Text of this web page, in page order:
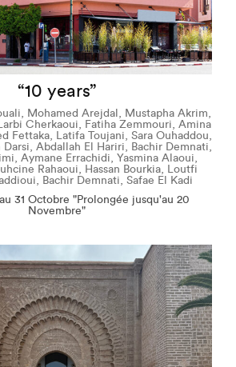
“10 years”
Mohamed Arejdal, Mustapha Akrim,
Cherkaoui, Fatiha Zemmouri, Amina
Fettaka, Latifa Toujani, Sara Ouhaddou,
Darsi, Abdallah El Hariri, Bachir Demnati,
Aymane Errachidi, Yasmina Alaoui,
Rahaoui, Hassan Bourkia, Loutfi
Bachir Demnati, Safae El Kadi
31 Octobre "Prolongée jusqu'au 20
Novembre"